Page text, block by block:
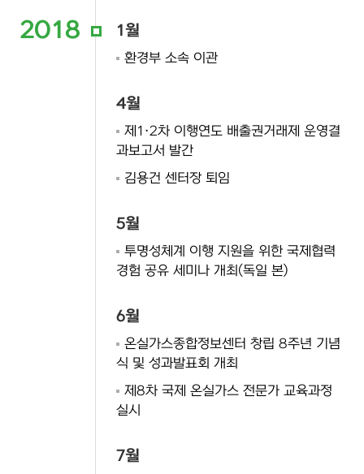
2018 1월
환경부 소속 이관
4월
제1·2차 이행연도 배출권거래제 운영결
과보고서 발간
김용건 센터장 퇴임
5월
투명성체계 이행 지원을 위한 국제협력
경험 공유 세미나 개최(독일 본)
6월
온실가스종합정보센터 창립 8주년 기념
식 및 성과발표회 개최
제8차 국제 온실가스 전문가 교육과정
실시
7월